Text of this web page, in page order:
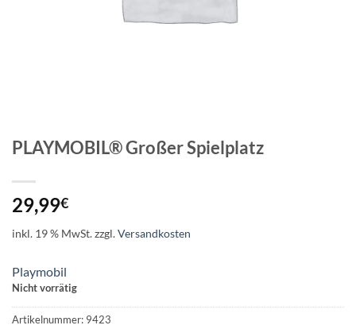
PLAYMOBIL® Großer Spielplatz
29,99€
inkl. 19 % MwSt.zzgl.Versandkosten
Playmobil
Nicht vorrätig
Artikelnummer: 9423